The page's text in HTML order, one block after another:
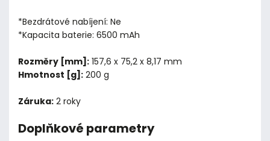
*Bezdrátové nabíjení: Ne
*Kapacita baterie: 6500 mAh
Rozměry [mm]: 157,6 x 75,2 x 8,17 mm
Hmotnost [g]: 200 g
Záruka: 2 roky
Doplňkové parametry